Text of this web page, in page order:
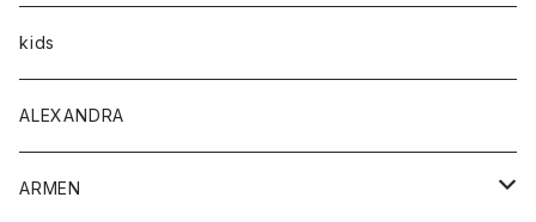
トップス
Tシャツ
シャツ
ボトムス
アウター
トップス
Tシャツ・カットソー
ボトムス
kids
ALEXANDRA
ARMEN